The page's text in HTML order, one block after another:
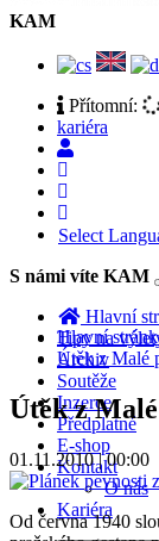
KAM
Přítomní:
kariéra
Select
S námi víte KAM
Hlavní
Tipy na
Archiv
Soutěže
Inzerce
Předplatné
E-shop
Kontakt
O nás
Kariéra
Hlavní
Útěk z Malé
Útěk z
01.11.2010 | 00:00
Od června 1940